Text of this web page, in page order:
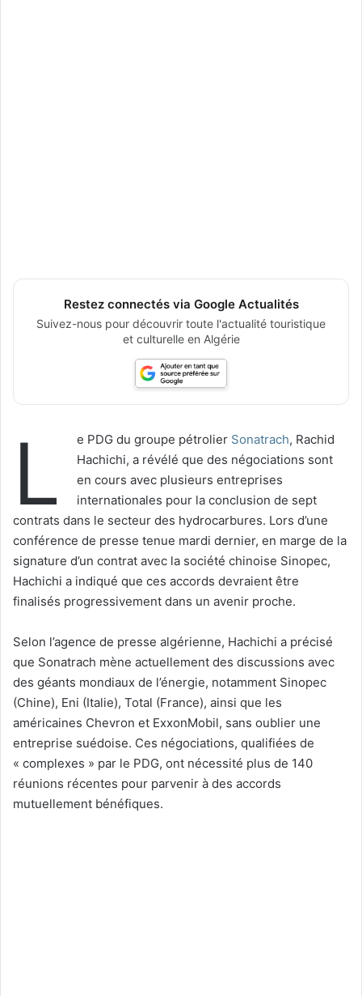
Restez connectés via Google Actualités
Suivez-nous pour découvrir toute l'actualité touristique
et culturelle en Algérie
L e PDG du groupe pétrolier Sonatrach, Rachid
Hachichi, a révélé que des négociations sont
en cours avec plusieurs entreprises
internationales pour la conclusion de sept
contrats dans le secteur des hydrocarbures. Lors d’une
conférence de presse tenue mardi dernier, en marge de la
signature d’un contrat avec la société chinoise Sinopec,
Hachichi a indiqué que ces accords devraient être
finalisés progressivement dans un avenir proche.
Selon l’agence de presse algérienne, Hachichi a précisé
que Sonatrach mène actuellement des discussions avec
des géants mondiaux de l’énergie, notamment Sinopec
(Chine), Eni (Italie), Total (France), ainsi que les
américaines Chevron et ExxonMobil, sans oublier une
entreprise suédoise. Ces négociations, qualifiées de
« complexes » par le PDG, ont nécessité plus de 140
réunions récentes pour parvenir à des accords
mutuellement bénéfiques.